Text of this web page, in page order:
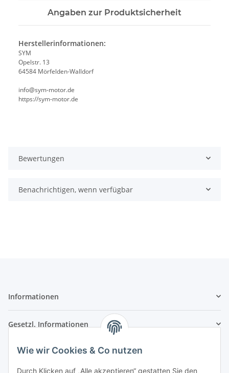
Wie wir Cookies & Co nutzen
Durch Klicken auf „Alle akzeptieren“ gestatten Sie den
Angaben zur Produktsicherheit
Herstellerinformationen:
SYM
Opelstr. 13
64584 Mörfelden-Walldorf
info@sym-motor.de
https://sym-motor.de
Bewertungen
Benachrichtigen, wenn verfügbar
Informationen
Gesetzl. Informationen
Kontaktinformationen
SRTM GmbH